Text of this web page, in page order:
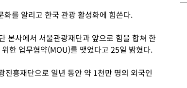
를 알리고 한국 관광 활성화에 힘쓴다.
본사에서 서울관광재단과 앞으로 힘을 합쳐 한
한 업무협약(MOU)를 맺었다고 25일 밝혔다.
흥재단으로 일년 동안 약 1천만 명의 외국인